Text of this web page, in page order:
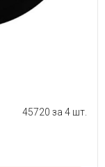
45720 за 4 шт.